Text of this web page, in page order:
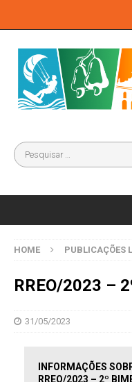
HOME PUBLICAÇÕES
RREO/2023 –
31/05/2023
INFORMAÇÕES
RREO/2023 – 2º